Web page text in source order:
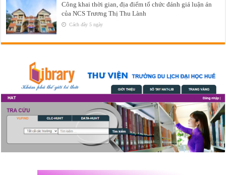
Công khai thời gian, địa điểm tổ chức đánh giá luận án
của NCS Trương Thị Thu Lành
Cách đây 5 ngày